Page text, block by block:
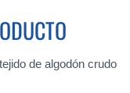
de algodón crudo